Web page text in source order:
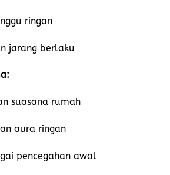
ringan
jarang berlaku
suasana rumah
aura ringan
pencegahan awal